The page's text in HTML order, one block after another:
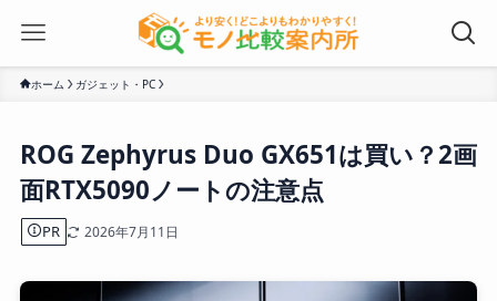
ホーム ガジェット・PC
ROG Zephyrus Duo GX651は買い？2画
面RTX5090ノートの注意点
PR 2026年7月11日